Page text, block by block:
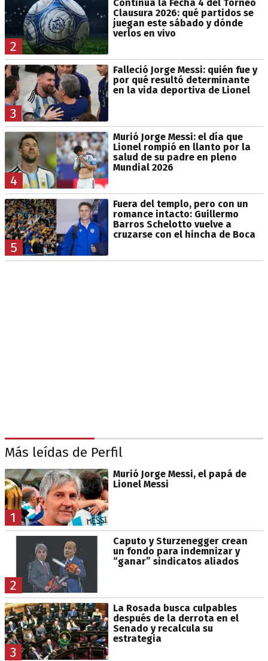
2
Continúa la Fecha 4 del Torneo
Clausura 2026: qué partidos se
juegan este sábado y dónde
verlos en vivo
3
Falleció Jorge Messi: quién fue y
por qué resultó determinante
en la vida deportiva de Lionel
4
Murió Jorge Messi: el día que
Lionel rompió en llanto por la
salud de su padre en pleno
Mundial 2026
5
Fuera del templo, pero con un
romance intacto: Guillermo
Barros Schelotto vuelve a
cruzarse con el hincha de Boca
Más leídas de Perfil
1
Murió Jorge Messi, el papá de
Lionel Messi
2
Caputo y Sturzenegger crean
un fondo para indemnizar y
“ganar” sindicatos aliados
3
La Rosada busca culpables
después de la derrota en el
Senado y recalcula su
estrategia